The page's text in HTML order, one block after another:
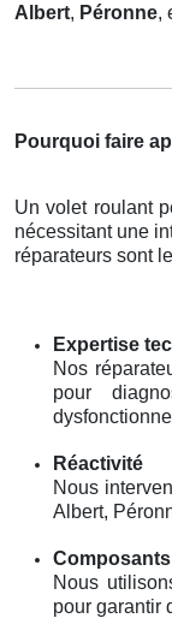
Albert, Péronne,
Pourquoi faire
Un volet roulant
nécessitant une
réparateurs sont
Expertise
Nos
pour
Réactivité
Nous
Albert,
Nous
pour garantir